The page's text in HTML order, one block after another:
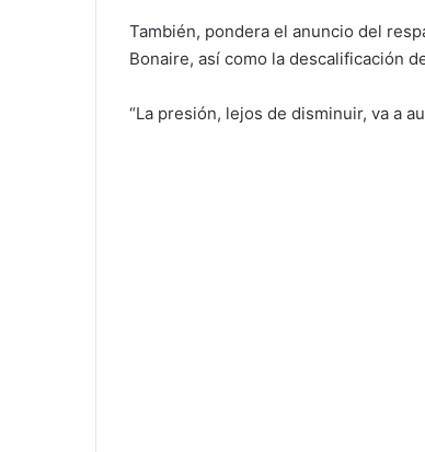
También, pondera el anuncio del
Bonaire, así como la descalificación
“La presión, lejos de disminuir, va a